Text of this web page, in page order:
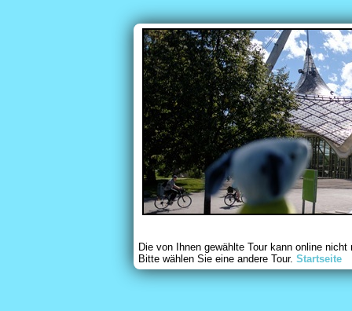
Die von Ihnen gewählte Tour kann online nicht
Bitte wählen Sie eine andere Tour. Startseite